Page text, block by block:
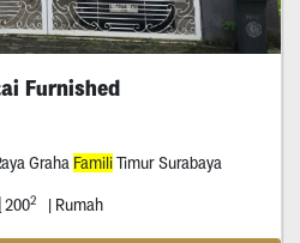
Furnished
Graha FamiliTimur Surabaya
2002 | Rumah